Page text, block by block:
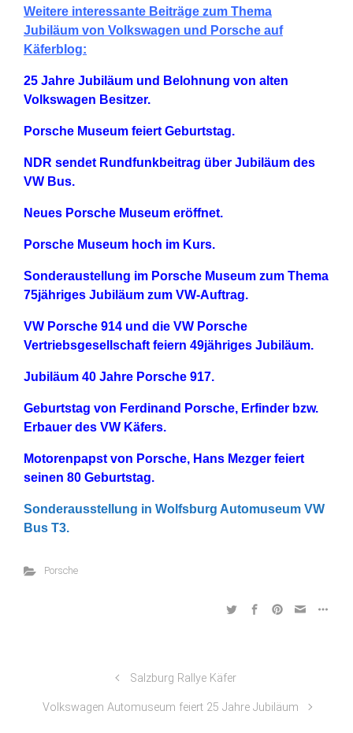
Weitere interessante Beiträge zum Thema
Jubiläum von Volkswagen und Porsche auf
Käferblog:
25 Jahre Jubiläum und Belohnung von alten
Volkswagen Besitzer.
Porsche Museum feiert Geburtstag.
NDR sendet Rundfunkbeitrag über Jubiläum des
VW Bus.
Neues Porsche Museum eröffnet.
Porsche Museum hoch im Kurs.
Sonderaustellung im Porsche Museum zum Thema
75jähriges Jubiläum zum VW-Auftrag.
VW Porsche 914 und die VW Porsche
Vertriebsgesellschaft feiern 49jähriges Jubiläum.
Jubiläum 40 Jahre Porsche 917.
Geburtstag von Ferdinand Porsche, Erfinder bzw.
Erbauer des VW Käfers.
Motorenpapst von Porsche, Hans Mezger feiert
seinen 80 Geburtstag.
Sonderausstellung in Wolfsburg Automuseum VW
Bus T3.
Porsche
Salzburg Rallye Käfer
Volkswagen Automuseum feiert 25 Jahre Jubiläum